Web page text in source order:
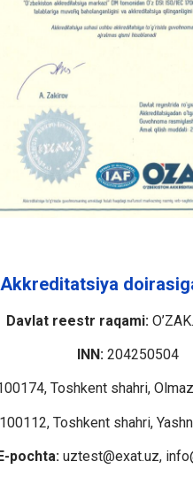
Akkreditatsiya
Davlat reestr raqami:
INN:204250504
Toshkent shahri,
Toshkent shahri,
pochta:uztest@exat.uz,